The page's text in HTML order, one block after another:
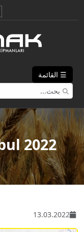
☰ القائمة
2022
13.03.2022